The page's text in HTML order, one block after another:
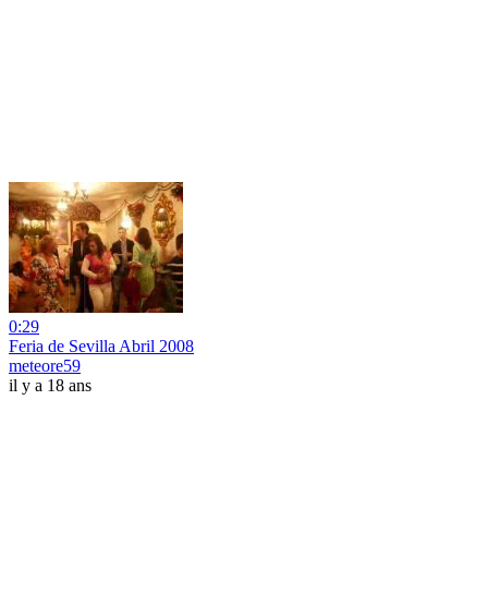
0:29
Feria de Sevilla Abril 2008
meteore59
il y a 18 ans